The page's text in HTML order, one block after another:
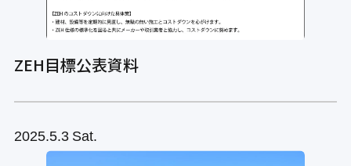
ZEH目標公表資料
2025 5.3 Sat.